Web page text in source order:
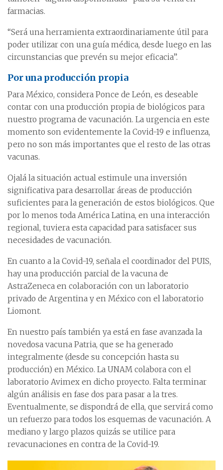
farmacias.
“Será una herramienta extraordinariamente útil para
poder utilizar con una guía médica, desde luego en las
circunstancias que prevén su mejor eficacia”.
Por una producción propia
Para México, considera Ponce de León, es deseable
contar con una producción propia de biológicos para
nuestro programa de vacunación. La urgencia en este
momento son evidentemente la Covid-19 e influenza,
pero no son más importantes que el resto de las otras
vacunas.
Ojalá la situación actual estimule una inversión
significativa para desarrollar áreas de producción
suficientes para la generación de estos biológicos. Que
por lo menos toda América Latina, en una interacción
regional, tuviera esta capacidad para satisfacer sus
necesidades de vacunación.
En cuanto a la Covid-19, señala el coordinador del PUIS,
hay una producción parcial de la vacuna de
AstraZeneca en colaboración con un laboratorio
privado de Argentina y en México con el laboratorio
Liomont.
En nuestro país también ya está en fase avanzada la
novedosa vacuna Patria, que se ha generado
integralmente (desde su concepción hasta su
producción) en México. La UNAM colabora con el
laboratorio Avimex en dicho proyecto. Falta terminar
algún análisis en fase dos para pasar a la tres.
Eventualmente, se dispondrá de ella, que servirá como
un refuerzo para todos los esquemas de vacunación. A
mediano y largo plazos quizás se utilice para
revacunaciones en contra de la Covid-19.